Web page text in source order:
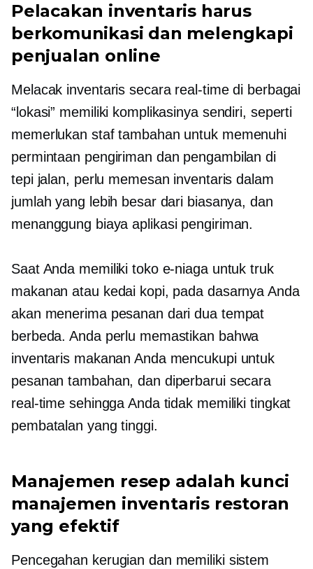
Pelacakan inventaris harus
berkomunikasi dan melengkapi
penjualan online
Melacak inventaris secara real-time di berbagai
“lokasi” memiliki komplikasinya sendiri, seperti
memerlukan staf tambahan untuk memenuhi
permintaan pengiriman dan pengambilan di
tepi jalan, perlu memesan inventaris dalam
jumlah yang lebih besar dari biasanya, dan
menanggung biaya aplikasi pengiriman.
Saat Anda memiliki toko e-niaga untuk truk
makanan atau kedai kopi, pada dasarnya Anda
akan menerima pesanan dari dua tempat
berbeda. Anda perlu memastikan bahwa
inventaris makanan Anda mencukupi untuk
pesanan tambahan, dan diperbarui secara
real-time sehingga Anda tidak memiliki tingkat
pembatalan yang tinggi.
Manajemen resep adalah kunci
manajemen inventaris restoran
yang efektif
Pencegahan kerugian dan memiliki sistem